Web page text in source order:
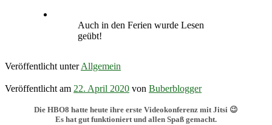
Auch in den Ferien wurde Lesen
geübt!
Veröffentlicht unter Allgemein
Veröffentlicht am 22. April 2020 von Buberblogger
Die HBO8 hatte heute ihre erste Videokonferenz mit Jitsi 😉
Es hat gut funktioniert und allen Spaß gemacht.